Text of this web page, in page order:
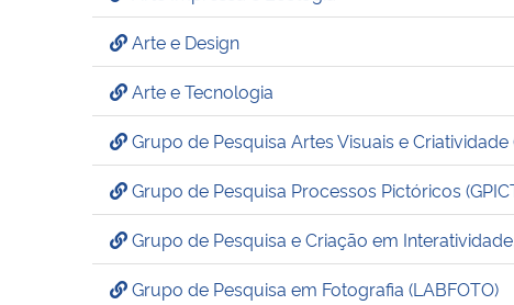
Arte e Design
Arte e Tecnologia
Grupo de Pesquisa Artes Visuais e Criatividade
Grupo de Pesquisa Processos Pictóricos
Grupo de Pesquisa e Criação em
Grupo de Pesquisa em Fotografia (LABFOTO)